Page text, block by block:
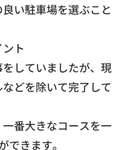
い駐車場を選ぶこと
ト
していましたが、現
どを除いて完了して
番大きなコースを一
できます。